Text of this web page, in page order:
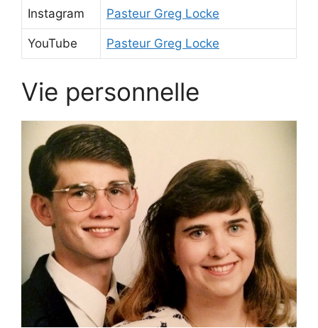
Instagram Pasteur Greg Locke
YouTube Pasteur Greg Locke
Vie personnelle